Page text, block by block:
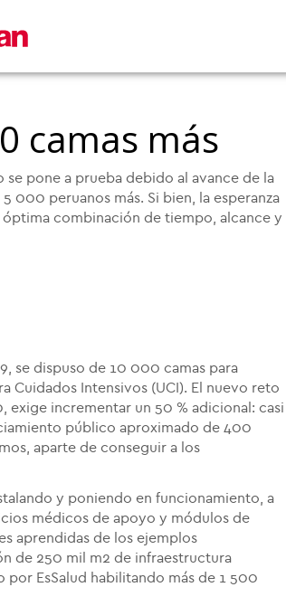
camas más
se pone a prueba debido al avance de la
000 peruanos más. Si bien, la esperanza
combinación de tiempo, alcance y
se dispuso de 10 000 camas para
Cuidados Intensivos (UCI). El nuevo reto
incrementar un 50 % adicional: casi
público aproximado de 400
aparte de conseguir a los
y poniendo en funcionamiento, a
médicos de apoyo y módulos de
aprendidas de los ejemplos
de 250 mil m2 de infraestructura
por EsSalud habilitando más de 1 500